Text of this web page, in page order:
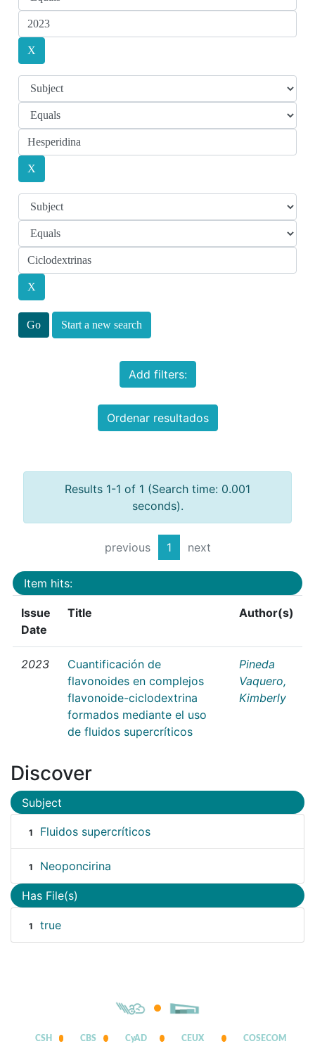
Start a new search
Add filters:
Ordenar resultados
Results 1-1 of 1 (Search time: 0.001
seconds).
previous 1 next
Item hits:
Issue
Date
Title Author(s)
2023
Cuantificación de
flavonoides en complejos
flavonoide-ciclodextrina
formados mediante el uso
de fluidos supercríticos
Pineda
Vaquero,
Kimberly
Discover
Subject
1 Fluidos supercríticos
1 Neoponcirina
Has File(s)
1 true
CSH CBS CyAD CEUX COSECOM